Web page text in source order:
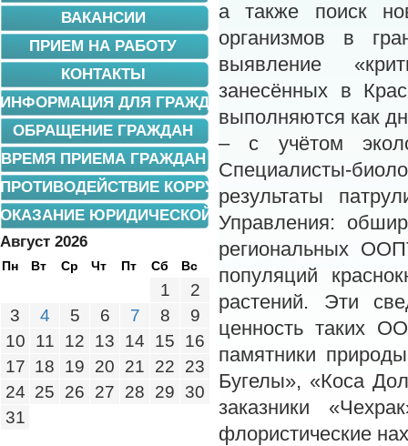
а также поиск
организмов в
выявление
занесённых в
выполняются как
– с учётом
Специалисты-
результаты
Управления:
региональных
популяций
растений. Эти
ценность таких
памятники
Бугелы», «Коса
заказники
флористические
ВАКАНСИИ
ПРИЕМ НА РАБОТУ
КОНТАКТЫ
ИНФОРМАЦИЯ ДЛЯ ГРАЖДАН
ОБРАЩЕНИЕ ГРАЖДАН
ВРЕМЯ ПРИЕМА ГРАЖДАН
ПРОТИВОДЕЙСТВИЕ КОРРУПЦИИ
ОКАЗАНИЕ ЮРИДИЧЕСКОЙ ПОМОЩИ
Август 2026
Пн Вт Ср Чт Пт Сб Вс
1
2
3
4 5 6 7 8
9
10
11 12 13 14 15
16
17 18 19 20 21 22
23
24 25 26 27 28 29
30
31